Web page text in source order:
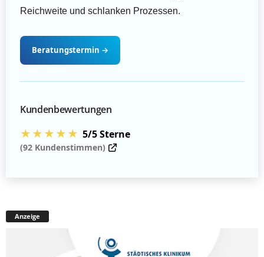
Reichweite und schlanken Prozessen.
Beratungstermin →
Kundenbewertungen
★★★★★ 5/5 Sterne
(92 Kundenstimmen)
Anzeige